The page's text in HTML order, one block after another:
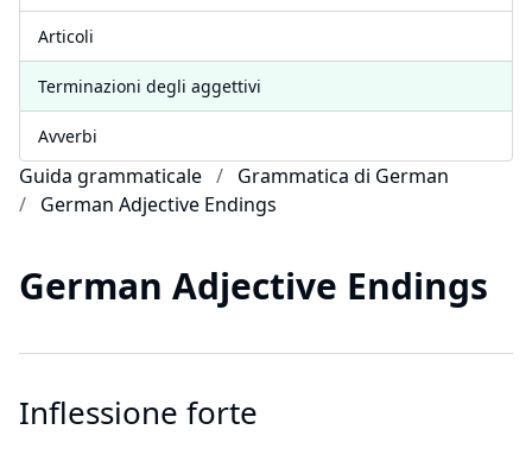
Guida grammaticale
Grammatica di German
German Adjective Endings
German Adjective Endings
Inflessione forte
Articoli
Terminazioni degli aggettivi
Avverbi